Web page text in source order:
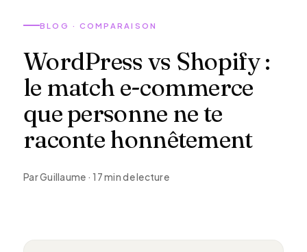
BLOG · COMPARAISON
WordPress vs Shopify :
le match e-commerce
que personne ne te
raconte honnêtement
Par Guillaume · 17 min de lecture